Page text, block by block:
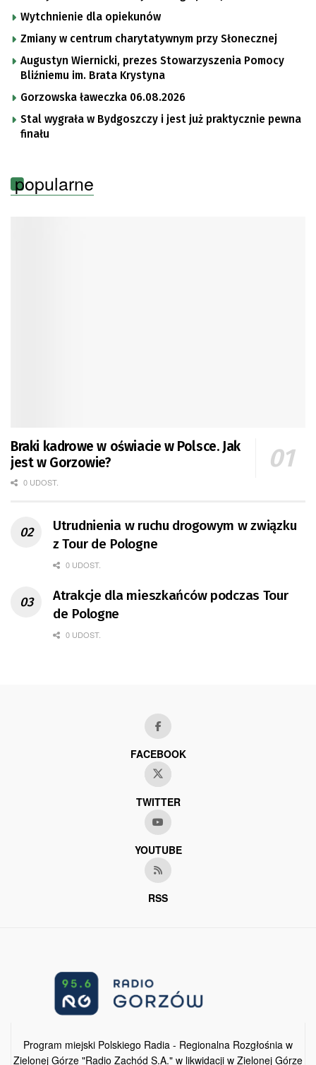
Wytchnienie dla opiekunów
Zmiany w centrum charytatywnym przy Słonecznej
Augustyn Wiernicki, prezes Stowarzyszenia Pomocy
Bliźniemu im. Brata Krystyna
Gorzowska ławeczka 06.08.2026
Stal wygrała w Bydgoszczy i jest już praktycznie pewna
finału
popularne
Braki kadrowe w oświacie w Polsce. Jak
jest w Gorzowie?
0 UDOST.
Utrudnienia w ruchu drogowym w związku
z Tour de Pologne
0 UDOST.
Atrakcje dla mieszkańców podczas Tour
de Pologne
0 UDOST.
FACEBOOK
TWITTER
YOUTUBE
RSS
Program miejski Polskiego Radia - Regionalna Rozgłośnia w
Zielonej Górze "Radio Zachód S.A." w likwidacji w Zielonej Górze